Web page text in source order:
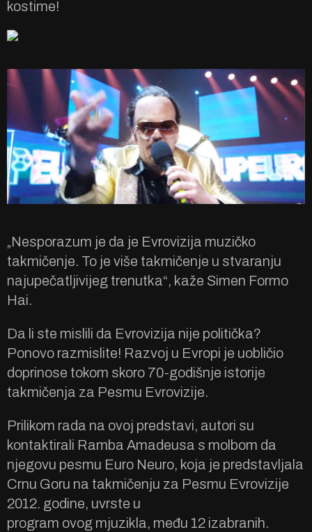
kostime!
„Nesporazum je da je Evrovizija muzičko
takmičenje. To je više takmičenje u stvaranju
najupečatljivijeg trenutka“, kaže Simen Formo
Hai.
Da li ste mislili da Evrovizija nije politička?
Ponovo razmislite! Razvoj u Evropi je uobličio
doprinose tokom skoro 70-godišnje istorije
takmičenja za Pesmu Evrovizije.
Prilikom rada na ovoj predstavi, autori su
kontaktirali Ramba Amadeusa s molbom da
njegovu pesmu Euro Neuro, koja je predstavljala
Crnu Goru na takmičenju za Pesmu Evrovizije
2012. godine, uvrste u
program ovog mjuzikla, među 12 izabranih.